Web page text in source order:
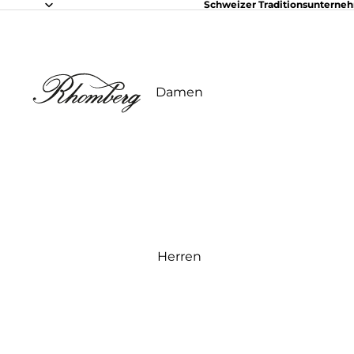
Schweizer
Damen
Herren